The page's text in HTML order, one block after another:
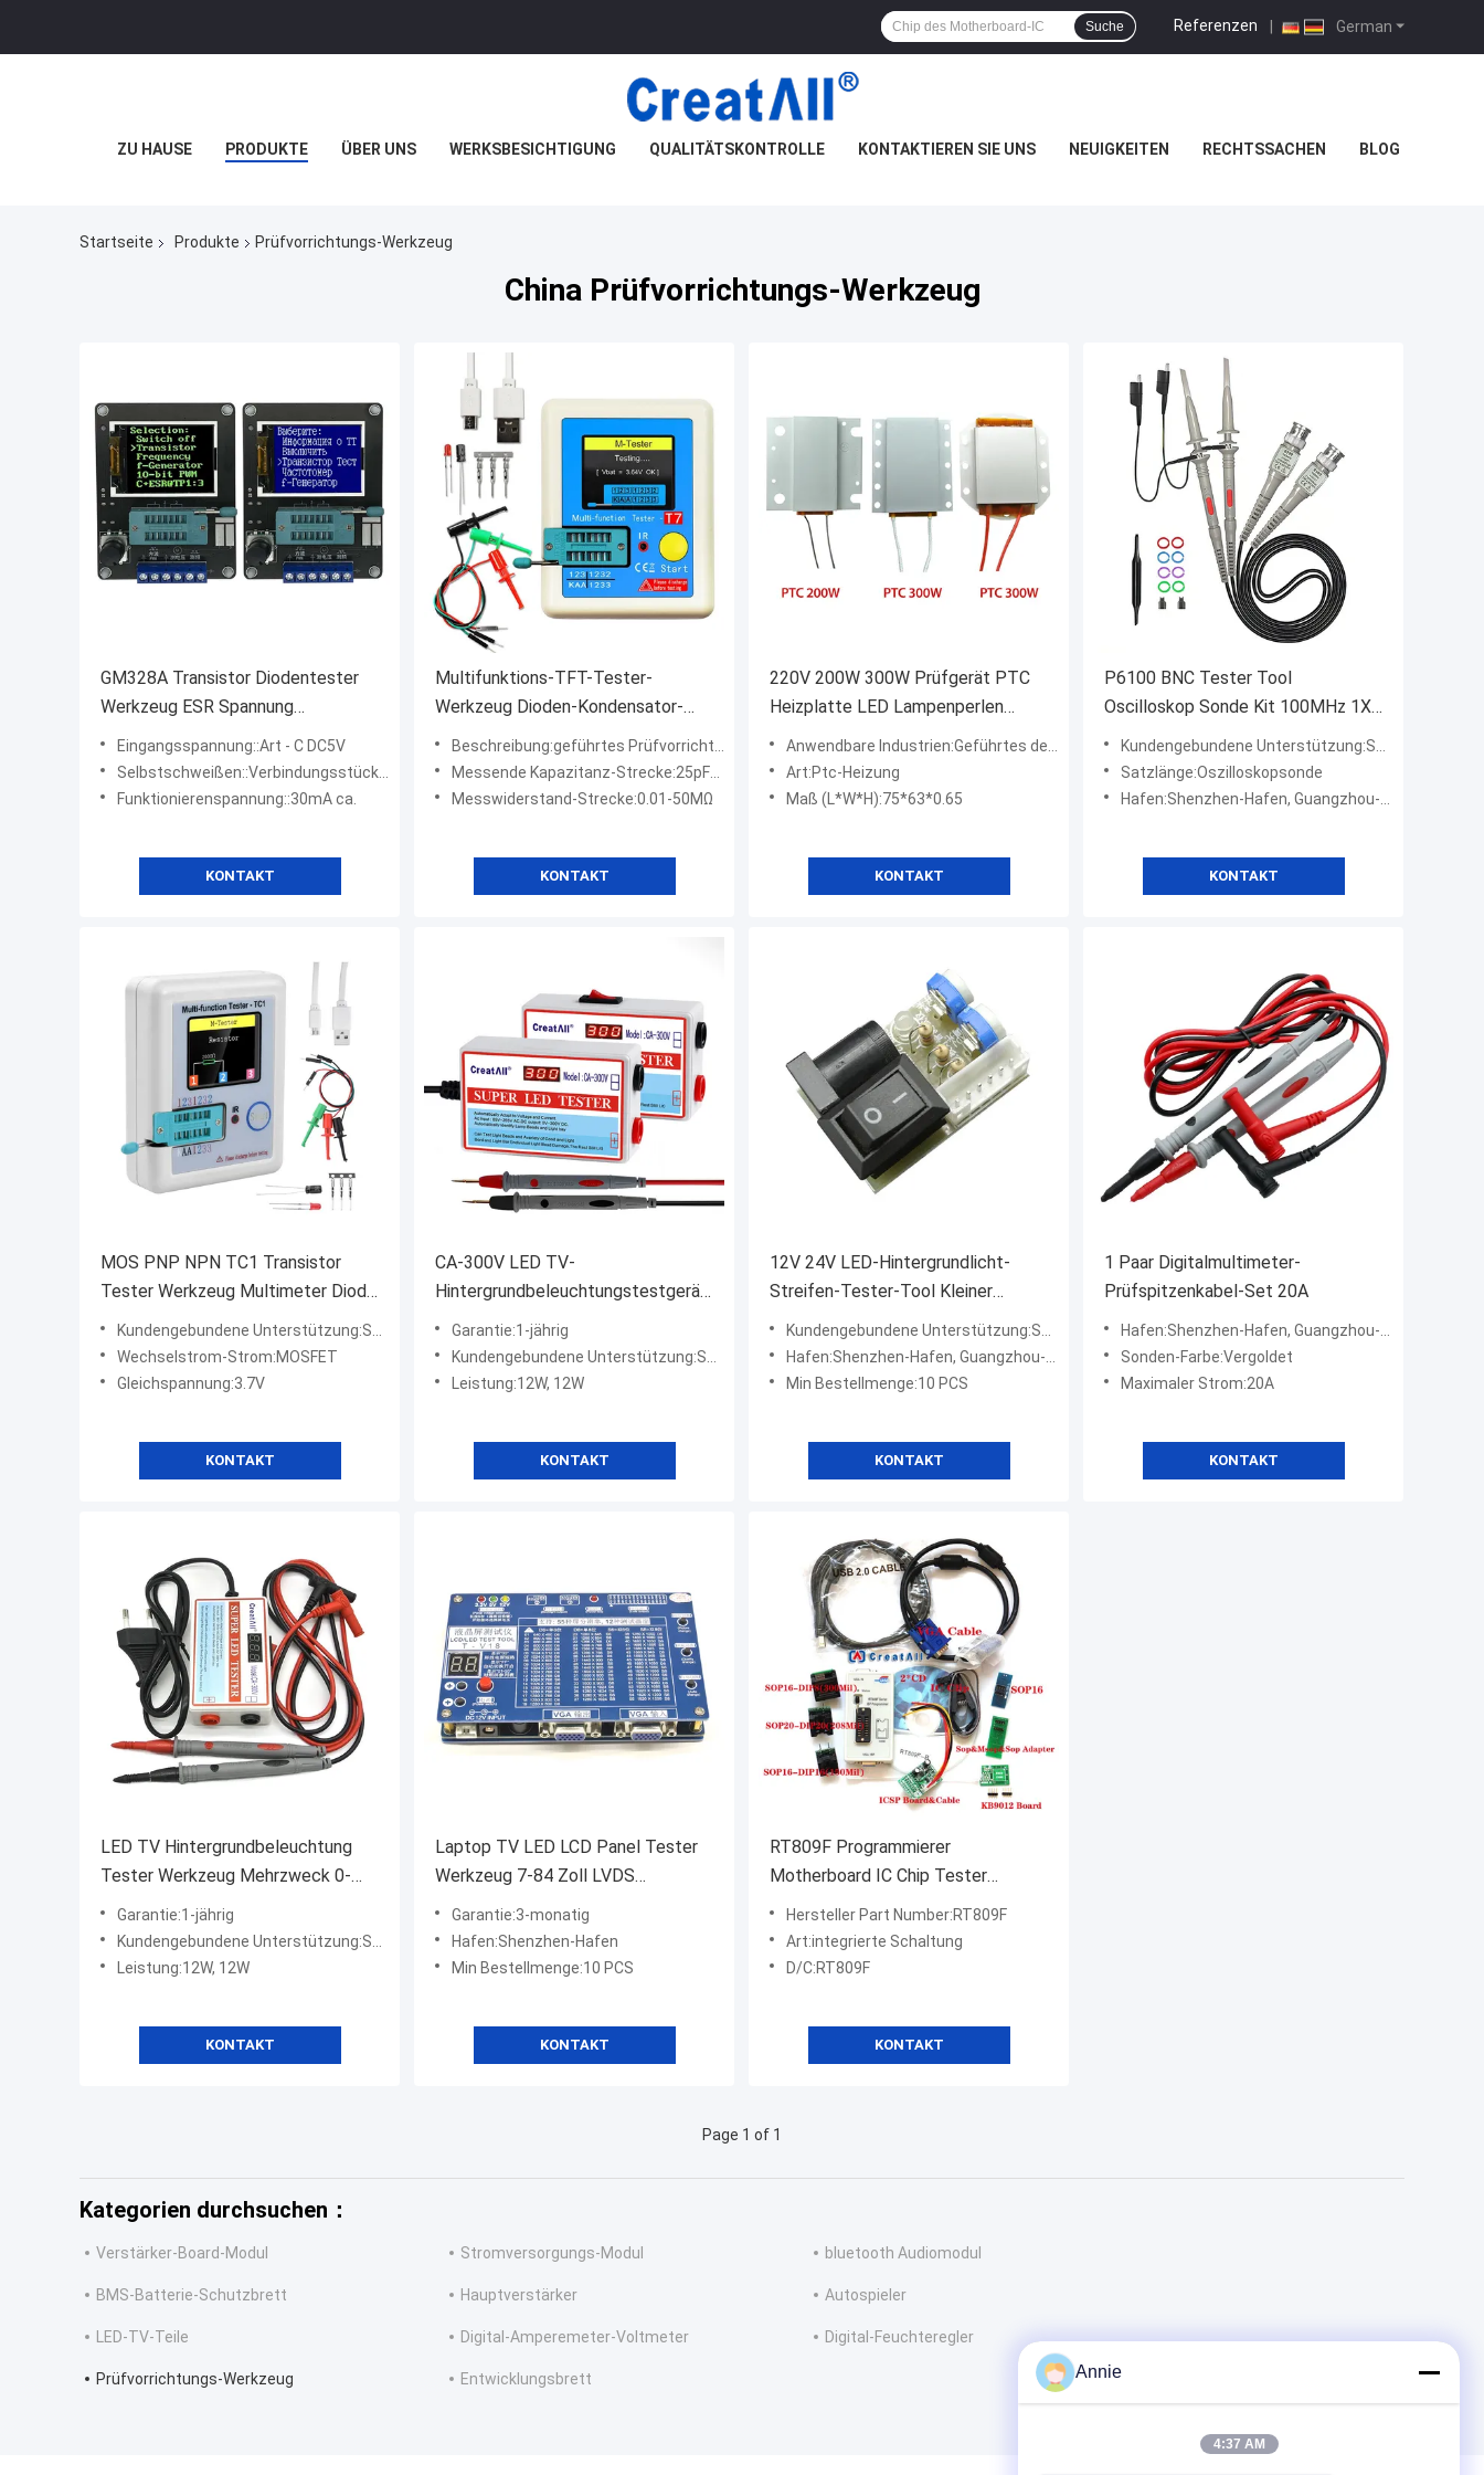
German
Referenzen |
Suche
ZU HAUSE PRODUKTE ÜBER UNS WERKSBESICHTIGUNG QUALITÄTSKONTROLLE KONTAKTIEREN SIE UNS NEUIGKEITEN RECHTSSACHEN BLOG
Startseite Produkte Prüfvorrichtungs-Werkzeug
China Prüfvorrichtungs-Werkzeug
GM328A Transistor Diodentester
Werkzeug ESR Spannung
Frequenzmesser Detektor
Eingangsspannung::Art - C DC5V
Selbstschweißen::Verbindungsstück DCs 9V (DC 9V: erfordert Selbstschweißen von Verbindungsstücken vor Gebrauch)
Funktionierenspannung::30mA ca.
KONTAKT
Multifunktions-TFT-Tester-
Werkzeug Dioden-Kondensator-
Multimeter 25pF-100mF Bereich
Beschreibung:geführtes Prüfvorrichtungswerkzeug
Messende Kapazitanz-Strecke:25pF-100mF
Messwiderstand-Strecke:0.01-50MΩ
KONTAKT
220V 200W 300W Prüfgerät PTC
Heizplatte LED Lampenperlen
Entlöten
Anwendbare Industrien:Geführtes desoldering Werkzeug der Lampenperle
Art:Ptc-Heizung
Maß (L*W*H):75*63*0.65
KONTAKT
P6100 BNC Tester Tool
Oscilloskop Sonde Kit 100MHz 1X
10X Clip 2-teiliges Set
Kundengebundene Unterstützung:SOEM, ODM, OBM
Satzlänge:Oszilloskopsonde
Hafen:Shenzhen-Hafen, Guangzhou-Hafen
KONTAKT
MOS PNP NPN TC1 Transistor
Tester Werkzeug Multimeter Diode
Triode Detektor
Kundengebundene Unterstützung:SOEM, ODM, OBM
Wechselstrom-Strom:MOSFET
Gleichspannung:3.7V
KONTAKT
CA-300V LED TV-
Hintergrundbeleuchtungstestgerät
Universelles Computerkabel 12W
Diagnose
Garantie:1-jährig
Kundengebundene Unterstützung:SOEM, ODM
Leistung:12W, 12W
KONTAKT
12V 24V LED-Hintergrundlicht-
Streifen-Tester-Tool Kleiner
Schalter Einstellstrom
Kundengebundene Unterstützung:Soem
Hafen:Shenzhen-Hafen, Guangzhou-Hafen
Min Bestellmenge:10 PCS
KONTAKT
1 Paar Digitalmultimeter-
Prüfspitzenkabel-Set 20A
Hafen:Shenzhen-Hafen, Guangzhou-Hafen
Sonden-Farbe:Vergoldet
Maximaler Strom:20A
KONTAKT
LED TV Hintergrundbeleuchtung
Tester Werkzeug Mehrzweck 0-
300V 28mA EU US Netzkabel
Garantie:1-jährig
Kundengebundene Unterstützung:SOEM, ODM
Leistung:12W, 12W
KONTAKT
Laptop TV LED LCD Panel Tester
Werkzeug 7-84 Zoll LVDS
Schnittstellenkabel Inverter
Unterstützung
Garantie:3-monatig
Hafen:Shenzhen-Hafen
Min Bestellmenge:10 PCS
KONTAKT
RT809F Programmierer
Motherboard IC Chip Tester
Werkzeug 7 Adapter SOP16 SOP20
Hersteller Part Number:RT809F
Art:integrierte Schaltung
D/C:RT809F
KONTAKT
Page 1 of 1
Kategorien durchsuchen：
Verstärker-Board-Modul Stromversorgungs-Modul bluetooth Audiomodul
BMS-Batterie-Schutzbrett Hauptverstärker Autospieler
LED-TV-Teile Digital-Amperemeter-Voltmeter Digital-Feuchteregler
Prüfvorrichtungs-Werkzeug Entwicklungsbrett Annie
4:37 AM